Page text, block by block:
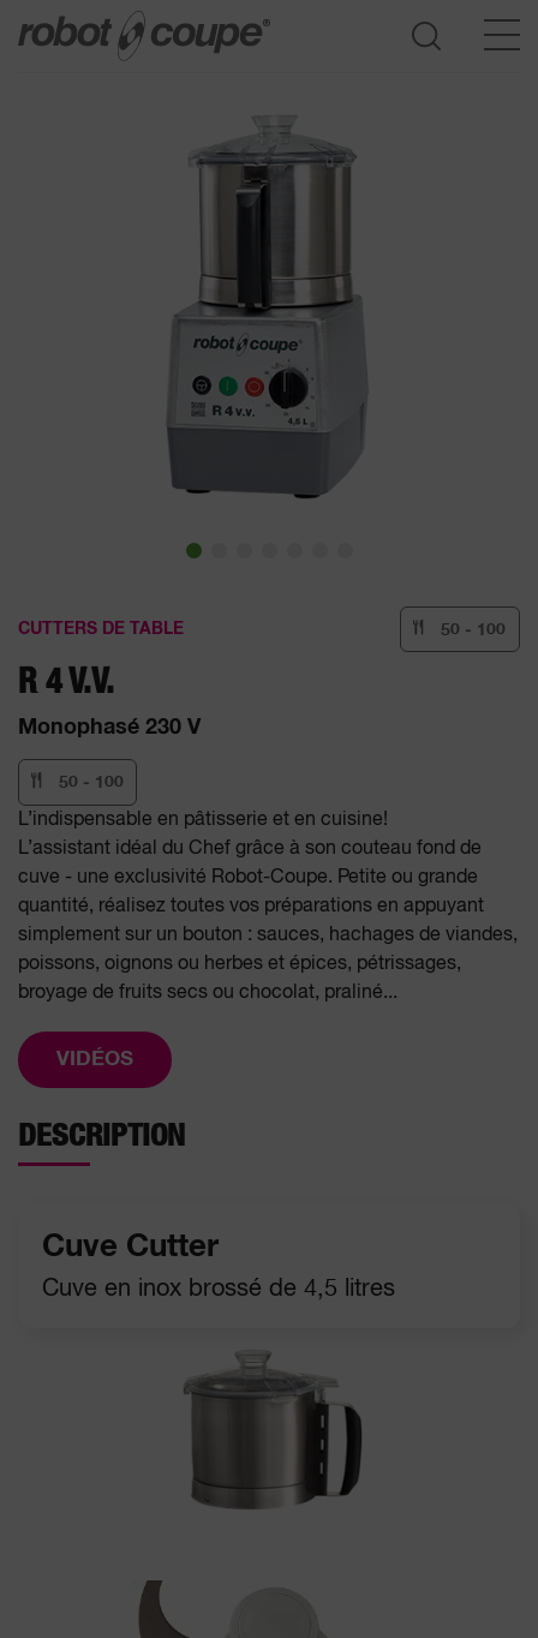
CUTTERS DE TABLE 50 - 100
R 4 V.V.
Monophasé 230 V
50 - 100
L’indispensable en pâtisserie et en cuisine!
L’assistant idéal du Chef grâce à son couteau fond de
cuve - une exclusivité Robot-Coupe. Petite ou grande
quantité, réalisez toutes vos préparations en appuyant
simplement sur un bouton : sauces, hachages de viandes,
poissons, oignons ou herbes et épices, pétrissages,
broyage de fruits secs ou chocolat, praliné...
VIDÉOS
DESCRIPTION
Cuve Cutter
Cuve en inox brossé de 4,5 litres
Accès au guide de sélection